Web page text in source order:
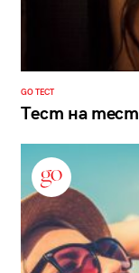
GO ТЕСТ
Тест на тест